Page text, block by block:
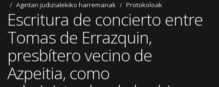
Agintari judizialekiko harremanak
Protokoloak
Escritura de concierto entre
Tomas de Errazquin,
presbítero vecino de
Azpeitia, como